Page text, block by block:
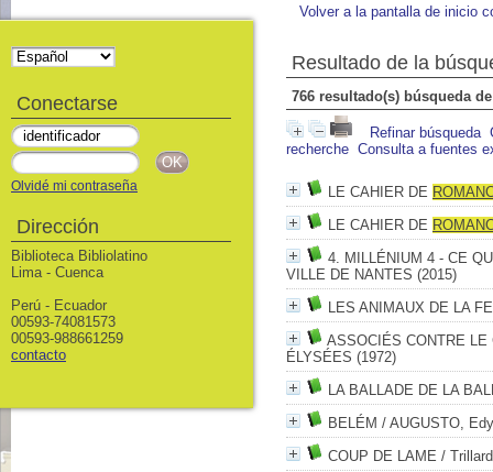
Volver a la pantalla de inicio
Resultado de la
766 resultado(s) búsqueda
Refinar búsqueda
recherche Consulta a fuentes
LE CAHIER DE
LE CAHIER DE
4. MILLÉNIUM 4 - CE
VILLE DE NANTES (2015)
LES ANIMAUX DE LA
ASSOCIÉS CONTRE LE
ÉLYSÉES (1972)
LA BALLADE DE LA
BELÉM / AUGUSTO,
COUP DE LAME /
Conectarse
Olvidé mi contraseña
Dirección
Biblioteca Bibliolatino
Lima - Cuenca
Perú - Ecuador
00593-74081573
00593-988661259
contacto